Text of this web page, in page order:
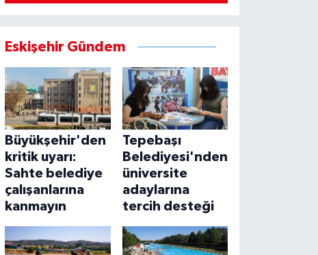
Eskişehir Gündem
Büyükşehir'den
kritik uyarı:
Sahte belediye
çalışanlarına
kanmayın
Tepebaşı
Belediyesi'nden
üniversite
adaylarına
tercih desteği